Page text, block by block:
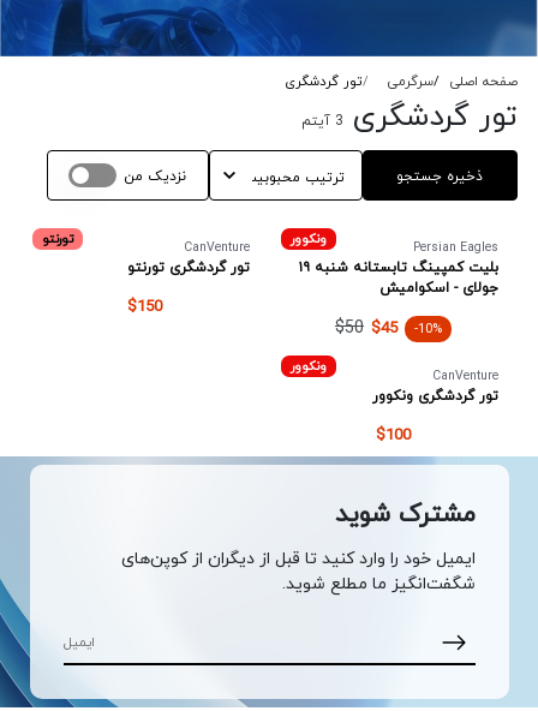
صفحه اصلی سرگرمی تور گردشگری
تور گردشگری 3 آیتم
ذخیره جستجو نزدیک من
ونکوور Persian Eagles
بلیت کمپینگ تابستانه شنبه ۱۹
جولای - اسکوامیش
$50 $45 -10%
تورنتو CanVenture
تور گردشگری تورنتو
$150
ونکوور CanVenture
تور گردشگری ونکوور
$100
مشترک شوید
ایمیل خود را وارد کنید تا قبل از دیگران از کوپن‌های
شگفت‌انگیز ما مطلع شوید.